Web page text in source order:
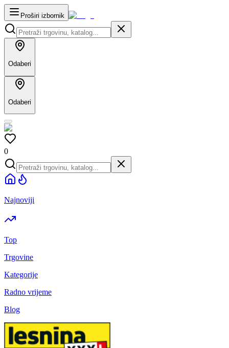
Proširi izbornik
Odaberi
Odaberi
0
Najnoviji
Top
Trgovine
Kategorije
Radno vrijeme
Blog